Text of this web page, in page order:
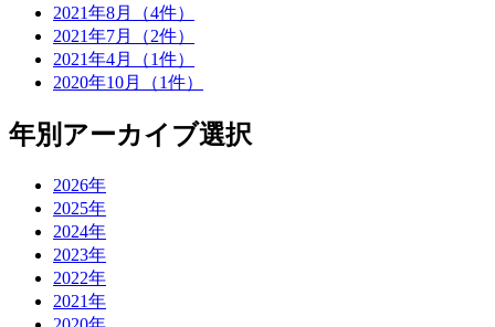
2021年8月（4件）
2021年7月（2件）
2021年4月（1件）
2020年10月（1件）
年別アーカイブ選択
2026年
2025年
2024年
2023年
2022年
2021年